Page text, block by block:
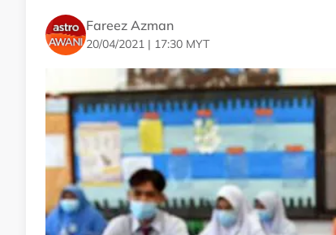
Fareez Azman
20/04/2021 | 17:30 MYT